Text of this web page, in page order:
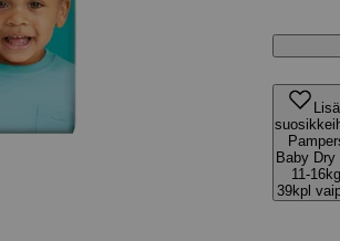
Baby Dry
11-16kg
39kpl